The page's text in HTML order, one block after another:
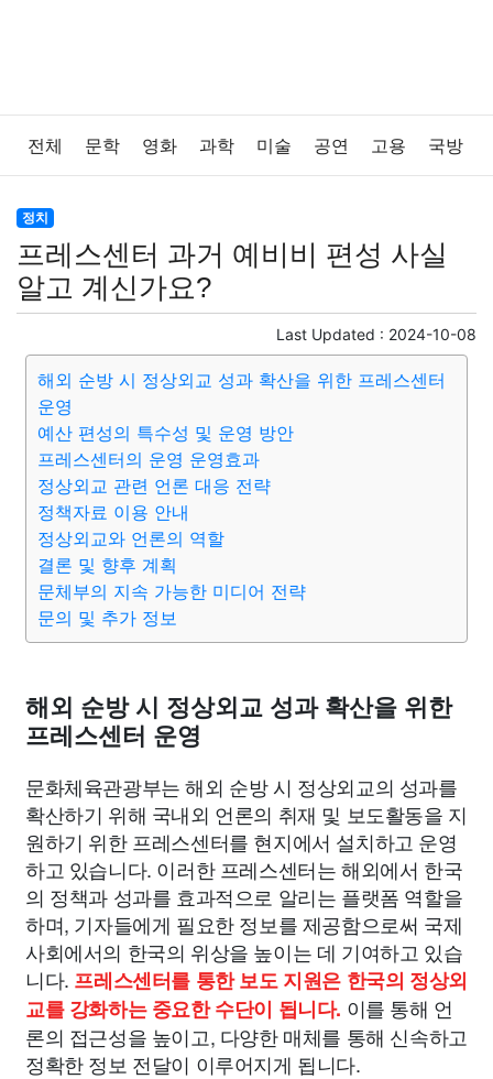
전체 문학 영화 과학 미술 공연 고용 국방
법률
보건 질병 가요 방송 일상 주식 암호화폐
반려동물 패션 미용
증권 인테리어 요리 상품리뷰 원예 금융
게임 스포츠 사진 대출
맛집 IT 컴퓨터
의료 의학 경제
교통 생활 기타
정치
프레스센터 과거 예비비 편성 사실
알고 계신가요?
Last Updated : 2024-10-08
해외 순방 시 정상외교 성과 확산을 위한 프레스센터
운영
예산 편성의 특수성 및 운영 방안
프레스센터의 운영 운영효과
정상외교 관련 언론 대응 전략
정책자료 이용 안내
정상외교와 언론의 역할
결론 및 향후 계획
문체부의 지속 가능한 미디어 전략
문의 및 추가 정보
해외 순방 시 정상외교 성과 확산을 위한
프레스센터 운영
문화체육관광부는 해외 순방 시 정상외교의 성과를
확산하기 위해 국내외 언론의 취재 및 보도활동을 지
원하기 위한 프레스센터를 현지에서 설치하고 운영
하고 있습니다. 이러한 프레스센터는 해외에서 한국
의 정책과 성과를 효과적으로 알리는 플랫폼 역할을
하며, 기자들에게 필요한 정보를 제공함으로써 국제
사회에서의 한국의 위상을 높이는 데 기여하고 있습
니다. 프레스센터를 통한 보도 지원은 한국의 정상외
교를 강화하는 중요한 수단이 됩니다. 이를 통해 언
론의 접근성을 높이고, 다양한 매체를 통해 신속하고
정확한 정보 전달이 이루어지게 됩니다.